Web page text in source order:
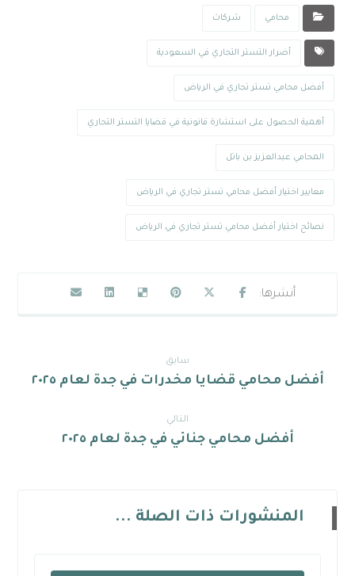
محامي شركات
أضرار التستر التجاري في السعودية
أفضل محامي تستر تجاري في الرياض
أهمية الحصول على استشارة قانونية في قضايا التستر التجاري
المحامي عبدالعزيز بن باتل
معايير اختيار أفضل محامي تستر تجاري في الرياض
نصائح اختيار أفضل محامي تستر تجاري في الرياض
سابق
أفضل محامي قضايا مخدرات في جدة لعام ٢٠٢٥
التالي
أفضل محامي جنائي في جدة لعام ٢٠٢٥
المنشورات ذات الصلة ...